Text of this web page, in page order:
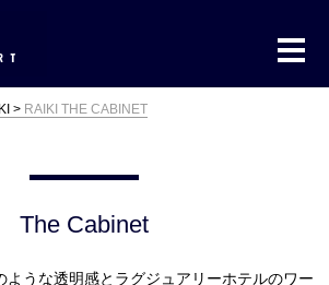
RAIKI THE CABINET
The Cabinet
ような透明感とラグジュアリーホテルのワー